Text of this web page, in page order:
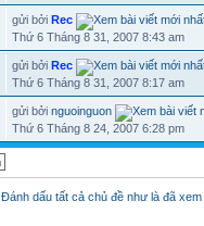
gửi bởiRec
Thứ 6 Tháng 8 31, 2007 8:43 am
gửi bởiRec
Thứ 6 Tháng 8 31, 2007 8:17 am
gửi bởinguoinguon
Thứ 6 Tháng 8 24, 2007 6:28 pm
Đánh dấu tất cả chủ đề như là đã xem